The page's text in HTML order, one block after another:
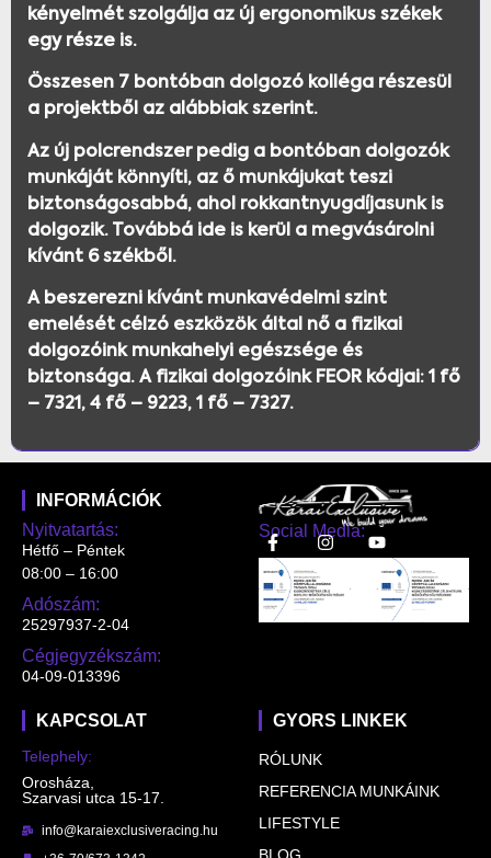
kényelmét szolgálja az új ergonomikus székek
egy része is.
Összesen 7 bontóban dolgozó kolléga részesül
a projektből az alábbiak szerint.
Az új polcrendszer pedig a bontóban dolgozók
munkáját könnyíti, az ő munkájukat teszi
biztonságosabbá, ahol rokkantnyugdíjasunk is
dolgozik. Továbbá ide is kerül a megvásárolni
kívánt 6 székből.
A beszerezni kívánt munkavédelmi szint
emelését célzó eszközök által nő a fizikai
dolgozóink munkahelyi egészsége és
biztonsága. A fizikai dolgozóink FEOR kódjai: 1 fő
– 7321, 4 fő – 9223, 1 fő – 7327.
Social Media:
INFORMÁCIÓK
Nyitvatartás:
Hétfő – Péntek
08:00 – 16:00
Adószám:
25297937-2-04
Cégjegyzékszám:
04-09-013396
GYORS LINKEK
RÓLUNK
REFERENCIA MUNKÁINK
LIFESTYLE
BLOG
KAPCSOLAT
Telephely:
Orosháza,
Szarvasi utca 15-17.
info@karaiexclusiveracing.hu